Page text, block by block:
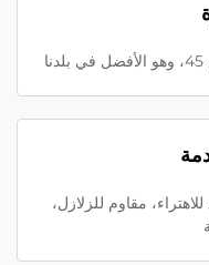
مقاوم للزلازل،